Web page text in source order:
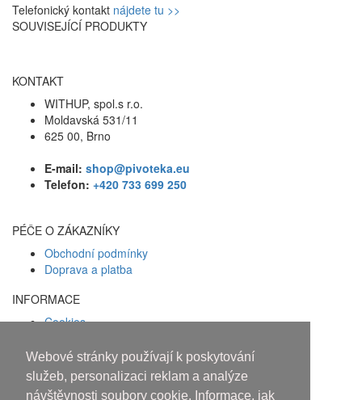
Webové stránky používají k poskytování
služeb, personalizaci reklam a analýze
návštěvnosti soubory cookie. Informace, jak
Telefonický kontakt nájdete tu >>
SOUVISEJÍCÍ PRODUKTY
KONTAKT
WITHUP, spol.s r.o.
Moldavská 531/11
625 00, Brno
E-mail: shop@pivoteka.eu
Telefon: +420 733 699 250
PÉČE O ZÁKAZNÍKY
Obchodní podmínky
Doprava a platba
INFORMACE
Cookies
Facebook